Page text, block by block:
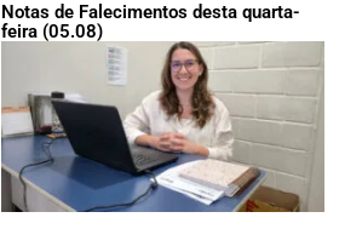
Notas de Falecimentos desta quarta-
feira (05.08)